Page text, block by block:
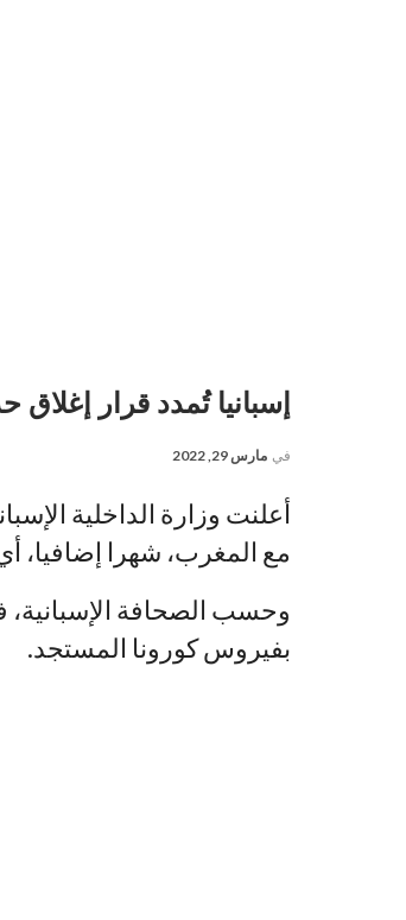
إسبانيا تُمدد قرار إغلاق
في مارس 29, 2022
أعلنت وزارة الداخلية
مع المغرب، شهرا إضافيا،
وحسب الصحافة الإسبانية،
بفيروس كورونا المستجد.